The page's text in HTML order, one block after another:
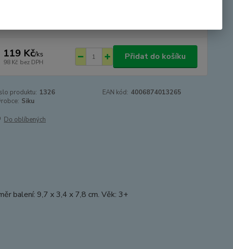
119 Kč/ks
98 Kč bez DPH
Přidat do košíku
produktu: 1326 EAN kód: 4006874013265
Siku
Do oblíbených
balení: 9,7 x 3,4 x 7,8 cm. Věk: 3+